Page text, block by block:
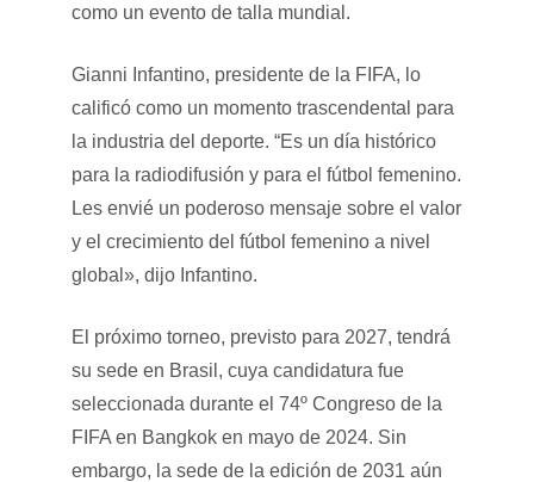
como un evento de talla mundial.
Gianni Infantino, presidente de la FIFA, lo
calificó como un momento trascendental para
la industria del deporte. “Es un día histórico
para la radiodifusión y para el fútbol femenino.
Les envié un poderoso mensaje sobre el valor
y el crecimiento del fútbol femenino a nivel
global», dijo Infantino.
El próximo torneo, previsto para 2027, tendrá
su sede en Brasil, cuya candidatura fue
seleccionada durante el 74º Congreso de la
FIFA en Bangkok en mayo de 2024. Sin
embargo, la sede de la edición de 2031 aún